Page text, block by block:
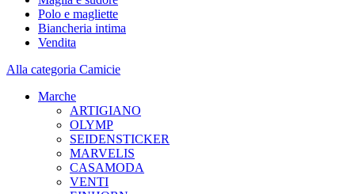
Polo e magliette
Biancheria intima
Vendita
Alla categoria Camicie
Marche
ARTIGIANO
OLYMP
SEIDENSTICKER
MARVELIS
CASAMODA
VENTI